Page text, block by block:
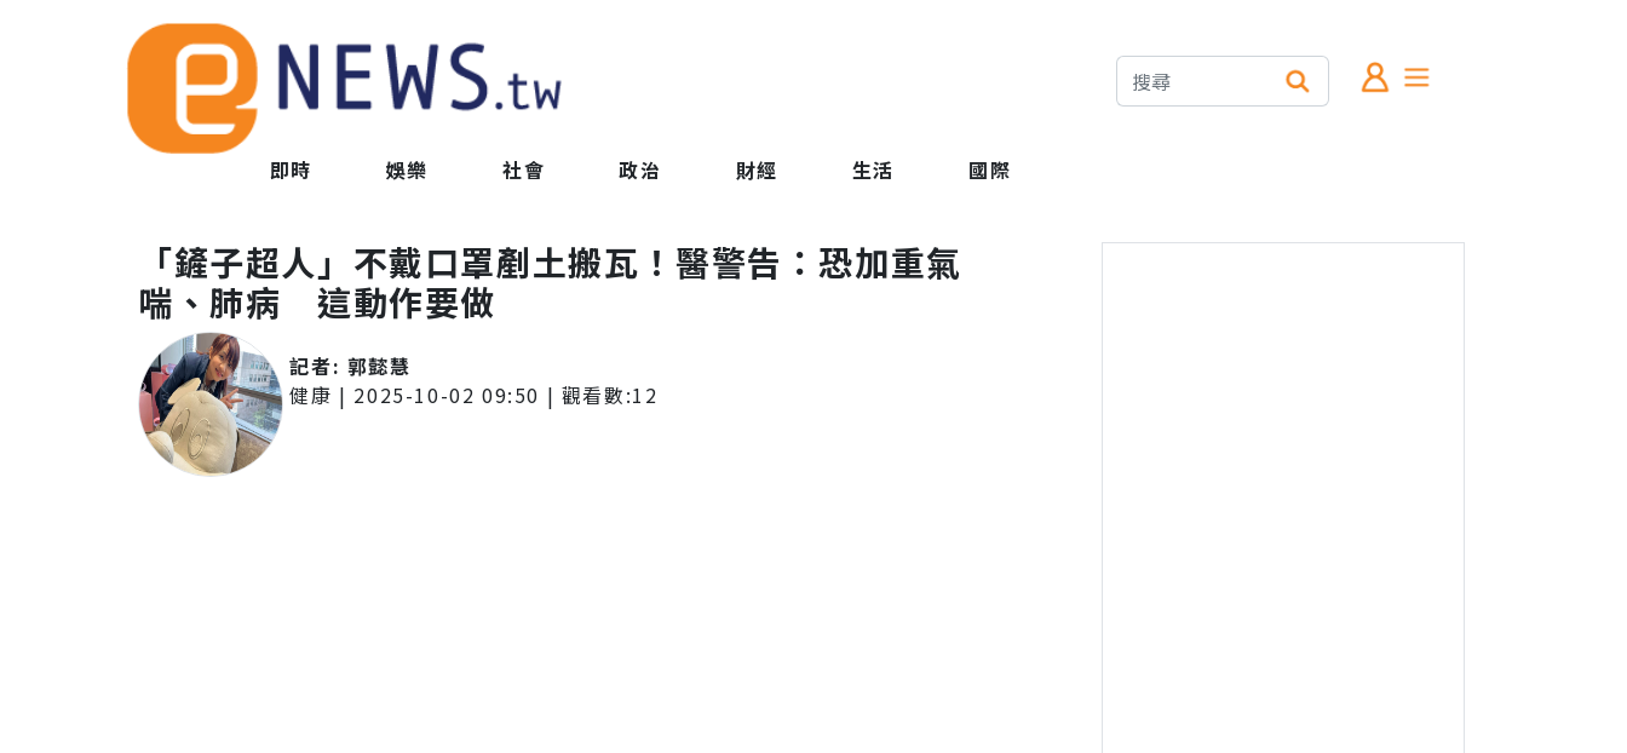
即時 娛樂 社會 政治 財經 生活 國際
「鏟子超人」不戴口罩剷土搬瓦！醫警告：恐加重氣
喘、肺病 這動作要做
記者: 郭懿慧
健康 | 2025-10-02 09:50 | 觀看數:12